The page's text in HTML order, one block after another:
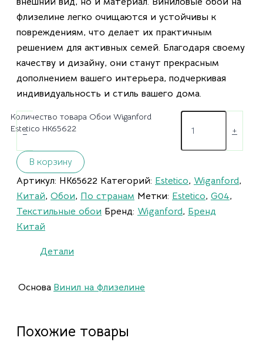
флизелине легко очищаются и устойчивы к
повреждениям, что делает их практичным
решением для активных семей. Благодаря своему
качеству и дизайну, они станут прекрасным
дополнением вашего интерьера, подчеркивая
индивидуальность и стиль вашего дома.
-
Количество товара Обои Wiganford
Estetico HK65622
+
В корзину
Артикул: HK65622 Категорий: Estetico, Wiganford,
Китай, Обои, По странам Метки: Estetico, G04,
Текстильные обои Бренд: Wiganford, Бренд
Китай
Детали
Основа Винил на флизелине
Похожие товары